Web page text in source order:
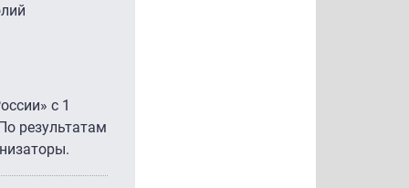
с 1
результатам